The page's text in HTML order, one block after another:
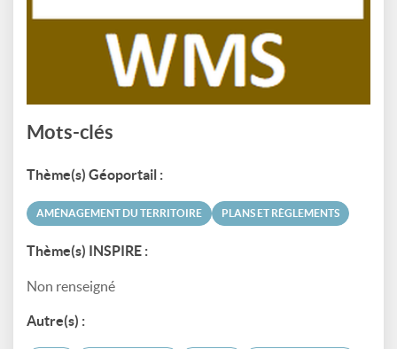
Mots-clés
Thème(s) Géoportail :
AMÉNAGEMENT DU TERRITOIRE PLANS ET RÈGLEMENTS
Thème(s) INSPIRE :
Non renseigné
Autre(s) :